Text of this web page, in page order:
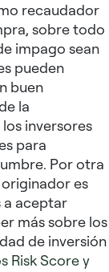
recaudador
sobre todo
impago sean
pueden
buen
la
inversores
para
Por otra
es
a aceptar
más sobre los
de inversión
Risk Score y